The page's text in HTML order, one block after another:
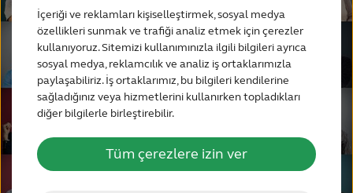
İçeriği ve reklamları kişiselleştirmek, sosyal medya
özellikleri sunmak ve trafiği analiz etmek için çerezler
kullanıyoruz. Sitemizi kullanımınızla ilgili bilgileri ayrıca
sosyal medya, reklamcılık ve analiz iş ortaklarımızla
paylaşabiliriz. İş ortaklarımız, bu bilgileri kendilerine
sağladığınız veya hizmetlerini kullanırken topladıkları
diğer bilgilerle birleştirebilir.
Tüm çerezlere izin ver
Tinnitus hakkında
BLOG
BIZE ULAŞIN
FOR PROFESSIONALS